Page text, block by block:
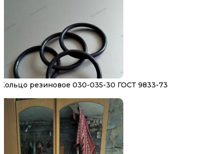
Кольцо резиновое 030-035-30 ГОСТ 9833-73